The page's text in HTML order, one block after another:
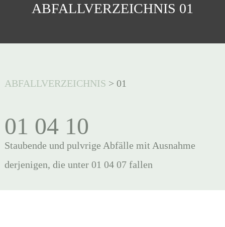
ABFALLVERZEICHNIS 01
ABFALLVERZEICHNIS > 01
01 04 10
Staubende und pulvrige Abfälle mit Ausnahme
derjenigen, die unter 01 04 07 fallen